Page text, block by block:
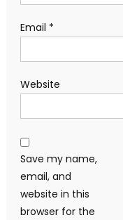
Email *
Website
Save my name,
email, and
website in this
browser for the